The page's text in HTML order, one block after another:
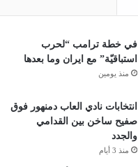
في خطة ترامب “لحرب
استباقيّة” مع ايران وما بعدها
منذ يومين
انتخابات نادي العاب دمنهور فوق
صفيح ساخن بين القدامي
والجدد
منذ 3 أيام